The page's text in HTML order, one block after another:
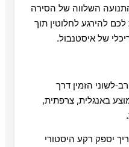
השלווה של הסירה
להירגע לחלוטין תוך
של איסטנבול.
הזמין דרך
באנגלית, צרפתית,
יספק רקע היסטורי